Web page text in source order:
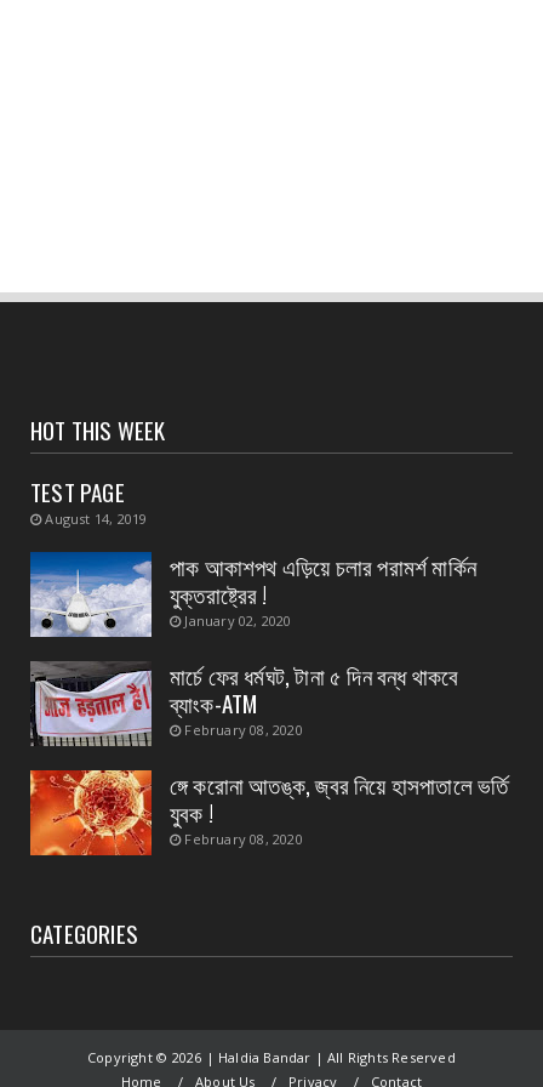
পাঁশকুড়া এক নম্বর গ্রাম পঞ্চায়েতের বোর্ড গঠন করলো
তমলুক থানার বড় সাফল্য চুরি হওয়া এলপিজি গ্যাস
সিলিন্ডার উদ্...
CONTACT
পাইপ লাইনের গ*র্তে পড়ে শিশুর মৃ*ত্যু, ঘটনাস্থলে
উপস্থিত মহি...
August 05, 2026
HOT THIS WEEK
TEST PAGE
August 14, 2019
পাক আকাশপথ এড়িয়ে চলার পরামর্শ মার্কিন
যুক্তরাষ্ট্রের !
January 02, 2020
মার্চে ফের ধর্মঘট, টানা ৫ দিন বন্ধ থাকবে
ব্যাংক-ATM
February 08, 2020
ঙ্গে করোনা আতঙ্ক, জ্বর নিয়ে হাসপাতালে ভর্তি
যুবক !
February 08, 2020
CATEGORIES
Copyright © 2026 | Haldia Bandar | All Rights Reserved
Home
About Us Privacy Contact